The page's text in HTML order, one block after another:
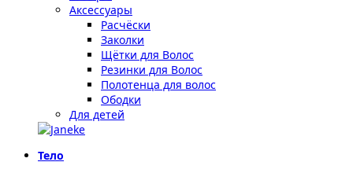
Аксессуары
Расчёски
Заколки
Щётки для Волос
Резинки для Волос
Полотенца для волос
Ободки
Для детей
Тело